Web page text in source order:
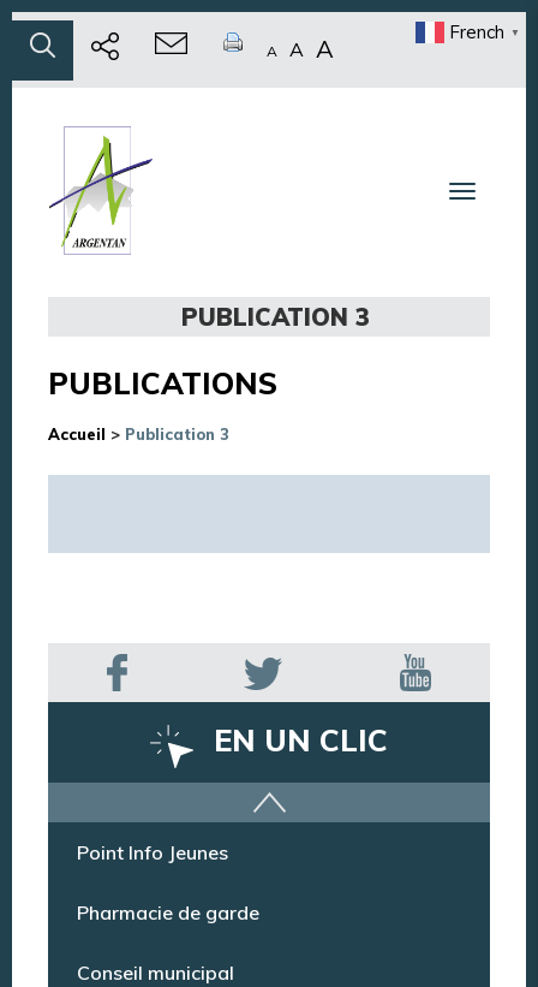
A A A
French ▼
Toggle
PUBLICATION 3
PUBLICATIONS
Accueil > Publication 3
EN UN CLIC
Offres d’emploi
Point Info Jeunes
Pharmacie de garde